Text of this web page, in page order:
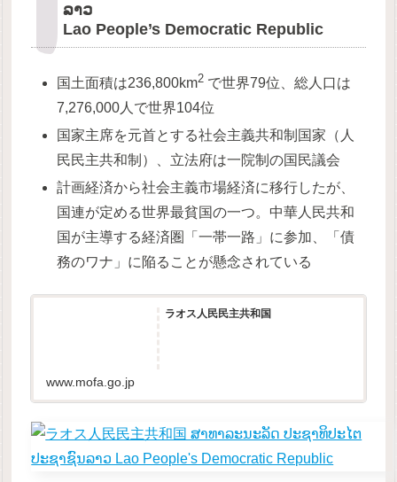
ລາວ
Lao People’s Democratic Republic
国土面積は236,800km2 で世界79位、総人口は
7,276,000人で世界104位
国家主席を元首とする社会主義共和制国家（人
民民主共和制）、立法府は一院制の国民議会
計画経済から社会主義市場経済に移行したが、
国連が定める世界最貧国の一つ。中華人民共和
国が主導する経済圏「一帯一路」に参加、「債
務のワナ」に陥ることが懸念されている
ラオス人民民主共和国
www.mofa.go.jp